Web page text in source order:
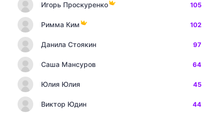
Игорь Проскуренко 105
Римма Ким 102
Данила Стоякин 97
Саша Мансуров 64
Юлия Юлия 45
Виктор Юдин 44